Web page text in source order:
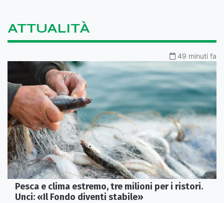
ATTUALITÀ
49 minuti fa
Pesca e clima estremo, tre milioni per i ristori.
Unci: «Il Fondo diventi stabile»